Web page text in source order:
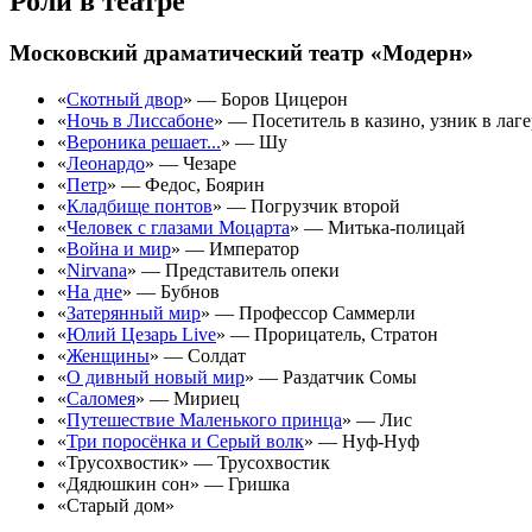
Московский драматический театр «Модерн»
«Скотный двор» — Боров Цицерон
«Ночь в Лиссабоне» — Посетитель в казино, узник в
«Вероника решает...» — Шу
«Леонардо» — Чезаре
«Петр» — Федос, Боярин
«Кладбище понтов» — Погрузчик второй
«Человек с глазами Моцарта» — Митька-полицай
«Война и мир» — Император
«Nirvana» — Представитель опеки
«На дне» — Бубнов
«Затерянный мир» — Профессор Саммерли
«Юлий Цезарь Live» — Прорицатель, Стратон
«Женщины» — Солдат
«О дивный новый мир» — Раздатчик Сомы
«Саломея» — Мириец
«Путешествие Маленького принца» — Лис
«Три поросёнка и Серый волк» — Нуф-Нуф
«Трусохвостик» — Трусохвостик
«Дядюшкин сон» — Гришка
«Старый дом»